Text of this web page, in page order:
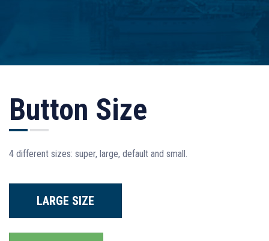
Button Size
4 different sizes: super, large, default and small.
LARGE SIZE